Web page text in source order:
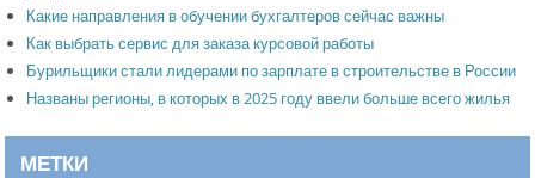
Какие направления в обучении бухгалтеров сейчас важны
Как выбрать сервис для заказа курсовой работы
Бурильщики стали лидерами по зарплате в строительстве в России
Названы регионы, в которых в 2025 году ввели больше всего жилья
МЕТКИ